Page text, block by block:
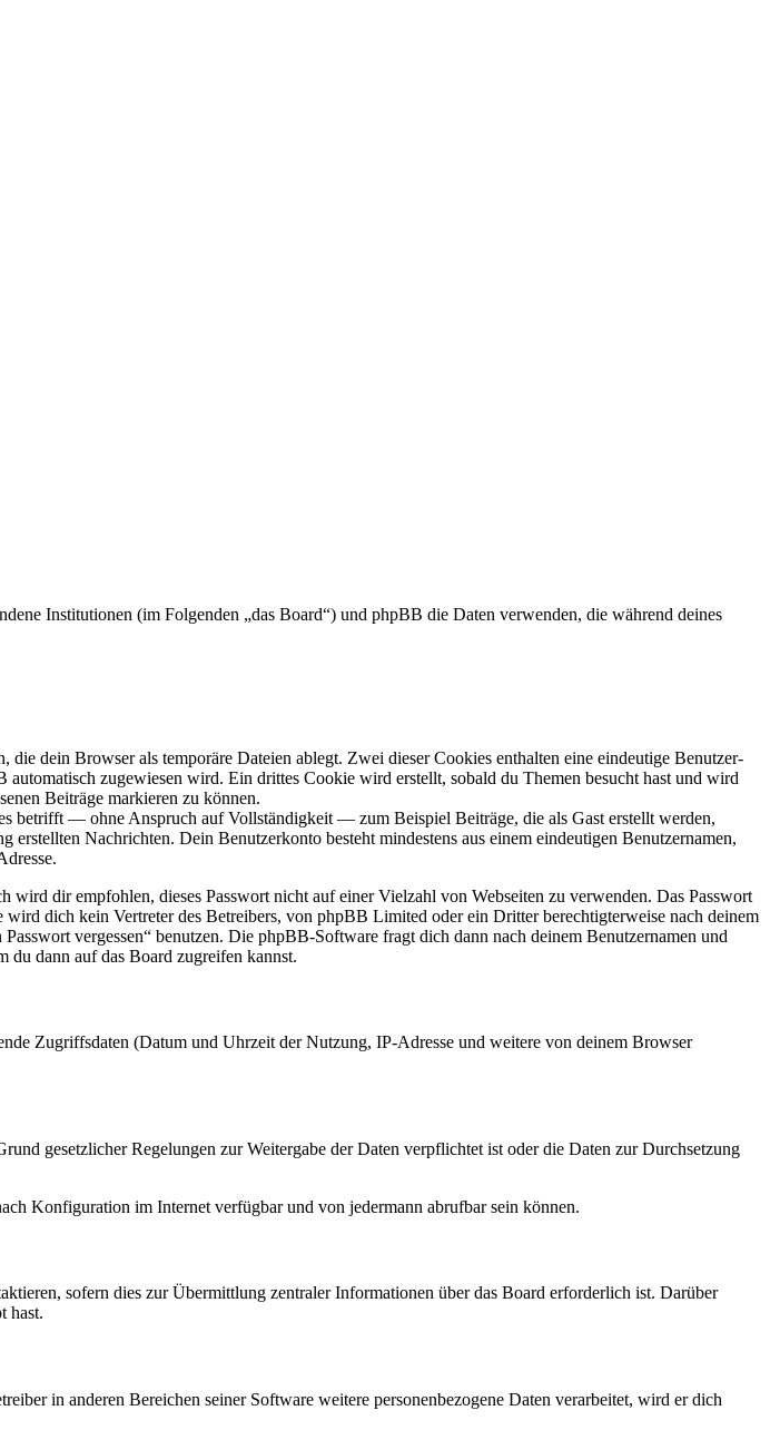
Institutionen (im Folgenden „das Board“) und phpBB die Daten verwenden, die während deines
dein Browser als temporäre Dateien ablegt. Zwei dieser Cookies enthalten eine eindeutige Benutzer-
zugewiesen wird. Ein drittes Cookie wird erstellt, sobald du Themen besucht hast und wird
Beiträge markieren zu können.
betrifft — ohne Anspruch auf Vollständigkeit — zum Beispiel Beiträge, die als Gast erstellt werden,
Nachrichten. Dein Benutzerkonto besteht mindestens aus einem eindeutigen Benutzernamen,
dir empfohlen, dieses Passwort nicht auf einer Vielzahl von Webseiten zu verwenden. Das Passwort
dich kein Vertreter des Betreibers, von phpBB Limited oder ein Dritter berechtigterweise nach deinem
vergessen“ benutzen. Die phpBB-Software fragt dich dann nach deinem Benutzernamen und
du dann auf das Board zugreifen kannst.
Zugriffsdaten (Datum und Uhrzeit der Nutzung, IP-Adresse und weitere von deinem Browser
gesetzlicher Regelungen zur Weitergabe der Daten verpflichtet ist oder die Daten zur Durchsetzung
Konfiguration im Internet verfügbar und von jedermann abrufbar sein können.
sofern dies zur Übermittlung zentraler Informationen über das Board erforderlich ist. Darüber
hast.
in anderen Bereichen seiner Software weitere personenbezogene Daten verarbeitet, wird er dich